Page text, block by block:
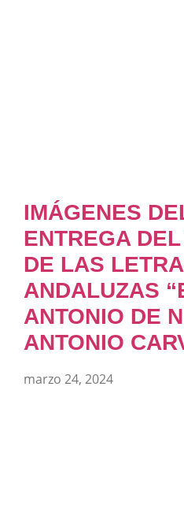
IMÁGENES
ENTREGA
DE LAS
ANDALUZAS
ANTONIO DE
ANTONIO
marzo 24, 2024